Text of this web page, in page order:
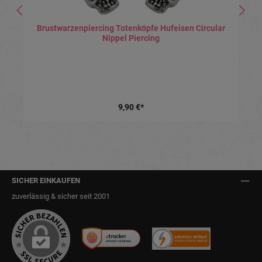
Brustwarzenpiercing Totenköpfe Hufeisen Circular
Nippel Piercing
9,90 €*
SICHER EINKAUFEN
zuverlässig & sicher seit 2001